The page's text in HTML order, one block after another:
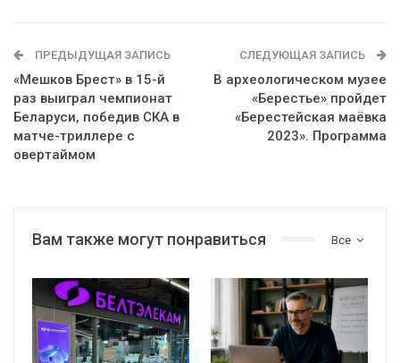
ПРЕДЫДУЩАЯ ЗАПИСЬ
«Мешков Брест» в 15-й
раз выиграл чемпионат
Беларуси, победив СКА в
матче-триллере с
овертаймом
СЛЕДУЮЩАЯ ЗАПИСЬ
В археологическом музее
«Берестье» пройдет
«Берестейская маёвка
2023». Программа
Все
Вам также могут понравиться